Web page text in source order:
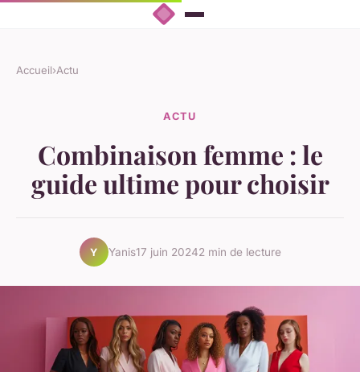
Accueil›Actu
ACTU
Combinaison femme : le
guide ultime pour choisir
Y Yanis17 juin 20242 min de lecture